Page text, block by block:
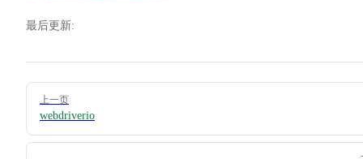
最后更新:
Pager
上一页
webdriverio